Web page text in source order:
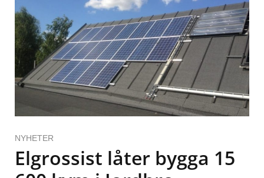
NYHETER
Elgrossist låter bygga 15